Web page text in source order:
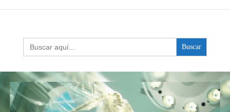
Buscar: